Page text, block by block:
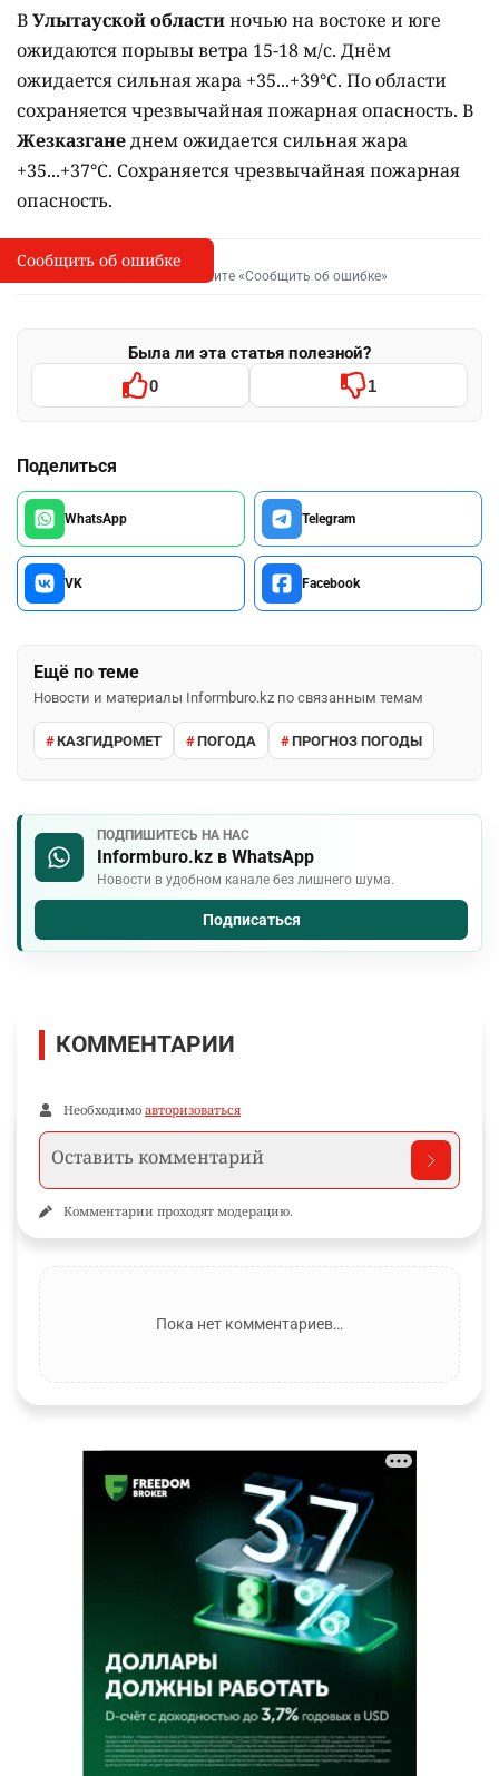
ВУлытауской областиночью на востоке и юге
ожидаются порывы ветра 15-18 м/с. Днём
ожидается сильная жара +35...+39°C. По области
сохраняется чрезвычайная пожарная опасность. В
Жезказганеднем ожидается сильная жара
+35...+37°C. Сохраняется чрезвычайная пожарная
опасность.
I
Сообщить об опечатке
Выделите фрагмент и нажмите «Сообщить об ошибке»
Была ли эта статья полезной?
0 1
Поделиться
WhatsApp Telegram
VK Facebook
Ещё по теме
Новости и материалы Informburo.kz по связанным темам
КАЗГИДРОМЕТ ПОГОДА ПРОГНОЗ ПОГОДЫ
ПОДПИШИТЕСЬ НА НАС
Informburo.kz в WhatsApp
Новости в удобном канале без лишнего шума.
Подписаться
Сообщить об ошибке
КОММЕНТАРИИ
Необходимо авторизоваться
Комментарии проходят модерацию.
Пока нет комментариев…